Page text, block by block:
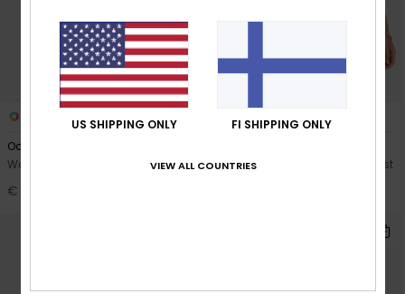
Oceanside
Women Green Flared Trousers
€ 40,00
Women Beige Elasticated Waist
US SHIPPING ONLY FI SHIPPING ONLY
VIEW ALL COUNTRIES